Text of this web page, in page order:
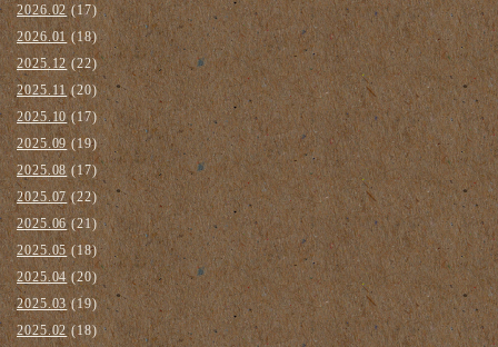
2026.02(17)
2026.01(18)
2025.12(22)
2025.11(20)
2025.10(17)
2025.09(19)
2025.08(17)
2025.07 (22)
2025.06(21)
2025.05(18)
2025.04 (20)
2025.03(19)
2025.02(18)